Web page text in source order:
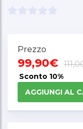
Prezzo
99,90€
Sconto 10%
AGGIUNGI AL